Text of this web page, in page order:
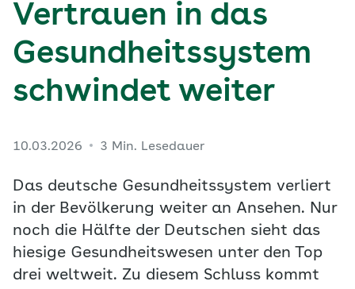
Vertrauen in das
Gesundheitssystem
schwindet weiter
10.03.2026 3 Min. Lesedauer
Das deutsche Gesundheitssystem verliert
in der Bevölkerung weiter an Ansehen. Nur
noch die Hälfte der Deutschen sieht das
hiesige Gesundheitswesen unter den Top
drei weltweit. Zu diesem Schluss kommt